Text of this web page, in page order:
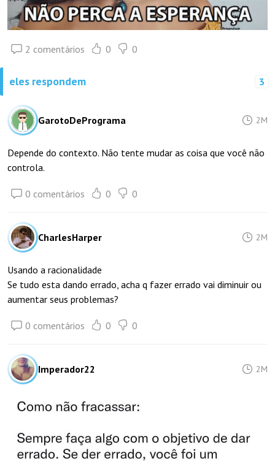
2 comentários 0 0
eles respondem 3
GarotoDePrograma 2M
Depende do contexto. Não tente mudar as coisa que você não
controla.
0 comentários 0 0
CharlesHarper 2M
Usando a racionalidade
Se tudo esta dando errado, acha q fazer errado vai diminuir ou
aumentar seus problemas?
0 comentários 0 0
Imperador22 2M